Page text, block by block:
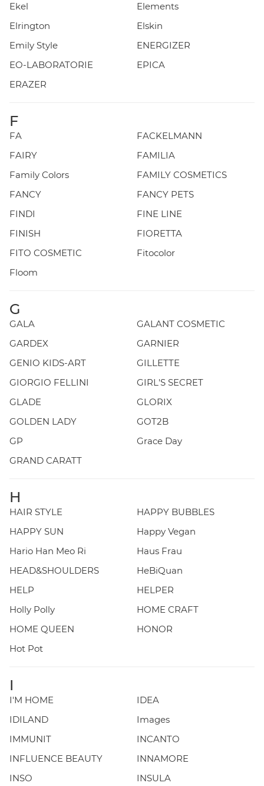
Ekel
Elements
Elrington
Elskin
Emily Style
ENERGIZER
EO-LABORATORIE
EPICA
ERAZER
F
FA
FACKELMANN
FAIRY
FAMILIA
Family Colors
FAMILY COSMETICS
FANCY
FANCY PETS
FINDI
FINE LINE
FINISH
FIORETTA
FITO COSMETIC
Fitocolor
Floom
G
GALA
GALANT COSMETIC
GARDEX
GARNIER
GENIO KIDS-ART
GILLETTE
GIORGIO FELLINI
GIRL'S SECRET
GLADE
GLORIX
GOLDEN LADY
GOT2B
GP
Grace Day
GRAND CARATT
H
HAIR STYLE
HAPPY BUBBLES
HAPPY SUN
Happy Vegan
Hario Han Meo Ri
Haus Frau
HEAD&SHOULDERS
HeBiQuan
HELP
HELPER
Holly Polly
HOME CRAFT
HOME QUEEN
HONOR
Hot Pot
I
I'M HOME
IDEA
IDILAND
Images
IMMUNIT
INCANTO
INFLUENCE BEAUTY
INNAMORE
INSO
INSULA